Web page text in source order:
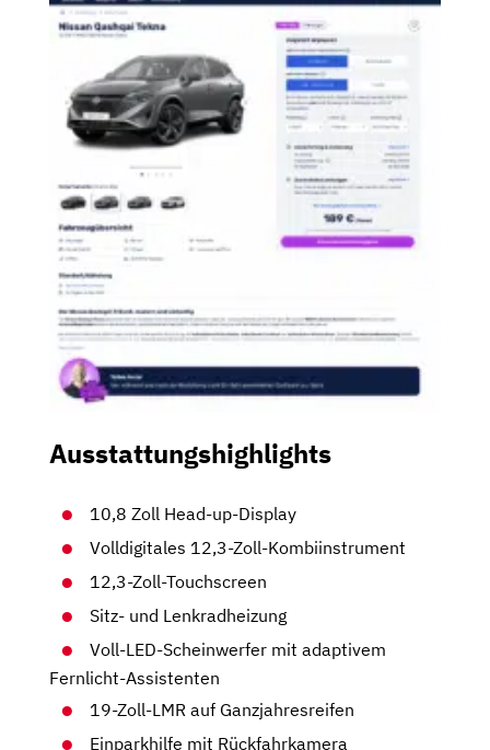
Ausstattungshighlights
10,8 Zoll Head-up-Display
Volldigitales 12,3-Zoll-Kombiinstrument
12,3-Zoll-Touchscreen
Sitz- und Lenkradheizung
Voll-LED-Scheinwerfer mit adaptivem
Fernlicht-Assistenten
19-Zoll-LMR auf Ganzjahresreifen
Einparkhilfe mit Rückfahrkamera